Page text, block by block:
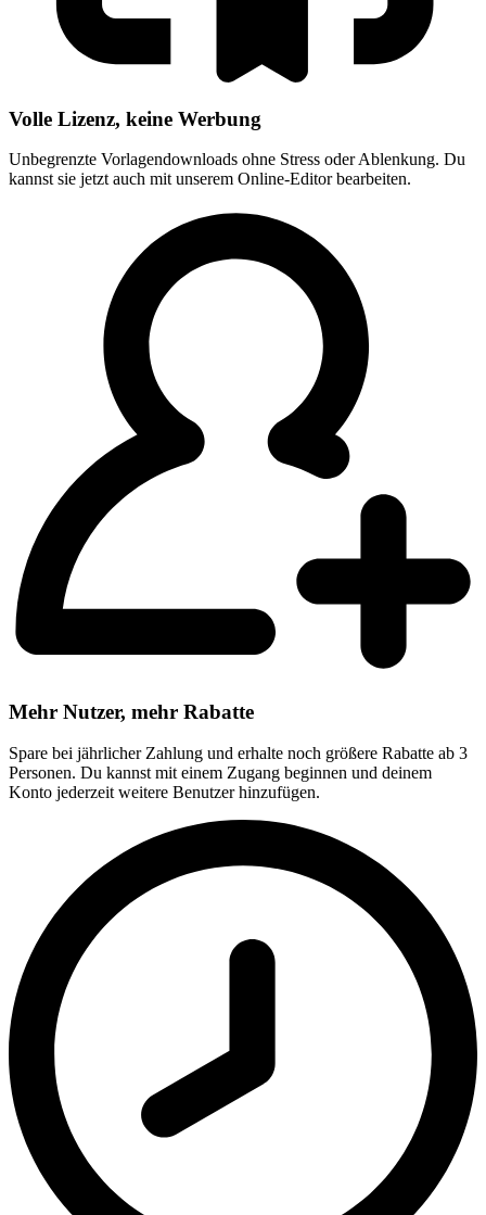
Volle Lizenz, keine Werbung
Unbegrenzte Vorlagendownloads ohne Stress oder Ablenkung. Du
kannst sie jetzt auch mit unserem Online-Editor bearbeiten.
Mehr Nutzer, mehr Rabatte
Spare bei jährlicher Zahlung und erhalte noch größere Rabatte ab 3
Personen. Du kannst mit einem Zugang beginnen und deinem
Konto jederzeit weitere Benutzer hinzufügen.